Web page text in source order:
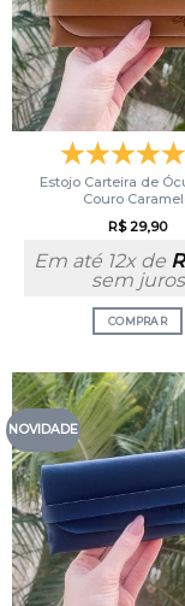
Estojo Carteira de
Couro
R$29,90
Em até 12x de
sem juros
COMPRAR
NOVIDADE